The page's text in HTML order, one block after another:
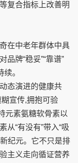
复合指标上改善明
在中老年群体中具
牌“稳妥”“靠谱”
。
态演进的健康共
宣传,拥抱可验
元素氨糖软骨素以
从“有没有”带入“吸
纪元。它不只是排
主义走向循证营养